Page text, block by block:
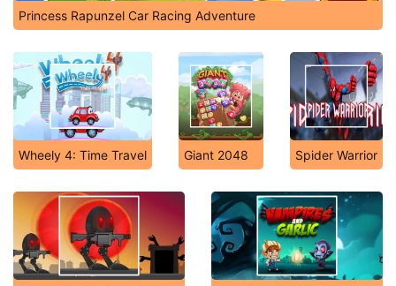
Princess Rapunzel Car Racing Adventure
Wheely 4: Time Travel Giant 2048 Spider Warrior